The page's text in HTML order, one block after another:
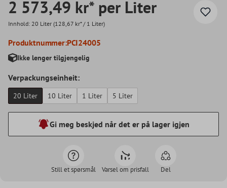
2 573,49 kr* per Liter
Innhold: 20 Liter (128,67 kr* / 1 Liter)
Produktnummer:PCI24005
Ikke lenger tilgjengelig
Verpackungseinheit:
20 Liter 10 Liter 1 Liter 5 Liter
Gi meg beskjed når det er på lager igjen
Still et spørsmål Varsel om prisfall Del